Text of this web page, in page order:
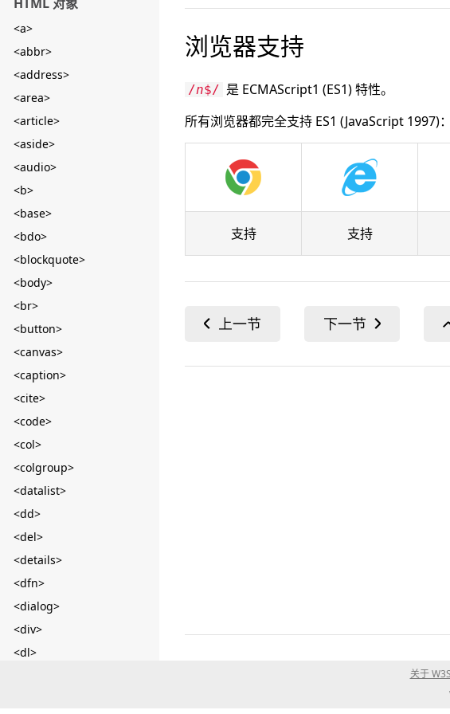
<a>
<abbr>
<address>
<area>
<article>
<aside>
<audio>
<b>
<base>
<bdo>
<blockquote>
<body>
<br>
<button>
<canvas>
<caption>
<cite>
<code>
<col>
<colgroup>
<datalist>
<dd>
<del>
<details>
<dfn>
<dialog>
<div>
<dl>
浏览器支持
/n$/ 是 ECMAScript1 (ES1) 特性。
所有浏览器都完全支持 ES1 (JavaScript 1997)：
支持 支持
关于